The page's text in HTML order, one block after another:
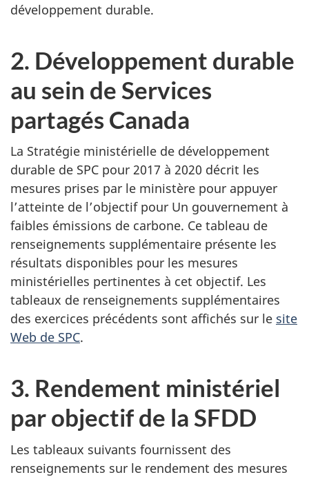
développement durable.
2. Développement durable
au sein de Services
partagés Canada
La Stratégie ministérielle de développement
durable de SPC pour 2017 à 2020 décrit les
mesures prises par le ministère pour appuyer
l’atteinte de l’objectif pour Un gouvernement à
faibles émissions de carbone. Ce tableau de
renseignements supplémentaire présente les
résultats disponibles pour les mesures
ministérielles pertinentes à cet objectif. Les
tableaux de renseignements supplémentaires
des exercices précédents sont affichés sur le site
Web de SPC.
3. Rendement ministériel
par objectif de la SFDD
Les tableaux suivants fournissent des
renseignements sur le rendement des mesures